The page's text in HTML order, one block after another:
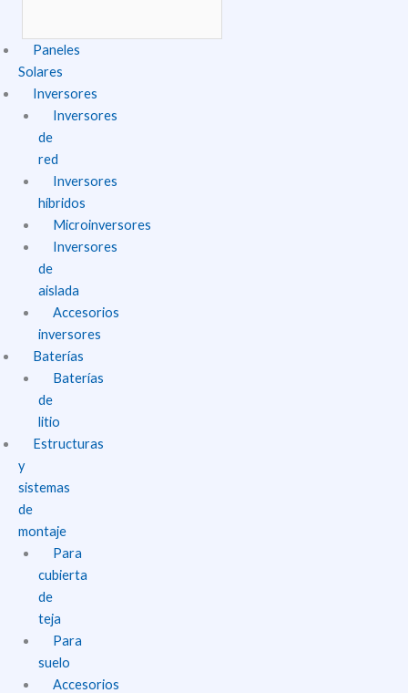
Paneles
Solares
Inversores
Inversores
de
red
Inversores
híbridos
Microinversores
Inversores
de
aislada
Accesorios
inversores
Baterías
Baterías
de
litio
Estructuras
y
sistemas
de
montaje
Para
cubierta
de
teja
Para
suelo
Accesorios